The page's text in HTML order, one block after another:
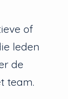
of
leden
de
team.